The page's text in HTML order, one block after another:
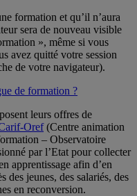
formation et qu’il n’aura
sera de nouveau visible
», même si vous
avez quitté votre session
de votre navigateur).
de formation ?
leurs offres de
Oref(Centre animation
– Observatoire
par l’Etat pour collecter
apprentissage afin d’en
des jeunes, des salariés, des
en reconversion.